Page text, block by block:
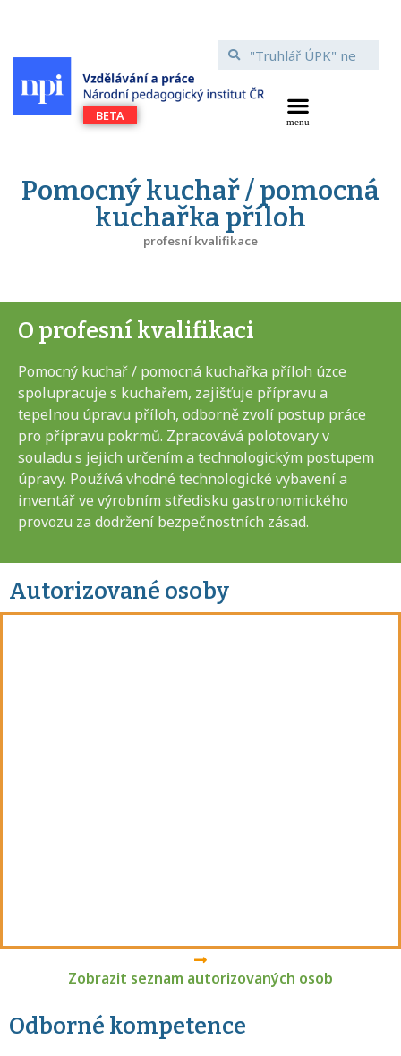
Pomocný kuchař / pomocná
kuchařka příloh
profesní kvalifikace
O profesní kvalifikaci
Pomocný kuchař / pomocná kuchařka příloh úzce
spolupracuje s kuchařem, zajišťuje přípravu a
tepelnou úpravu příloh, odborně zvolí postup práce
pro přípravu pokrmů. Zpracovává polotovary v
souladu s jejich určením a technologickým postupem
úpravy. Používá vhodné technologické vybavení a
inventář ve výrobním středisku gastronomického
provozu za dodržení bezpečnostních zásad.
Autorizované osoby
Zobrazit seznam autorizovaných osob
Odborné kompetence